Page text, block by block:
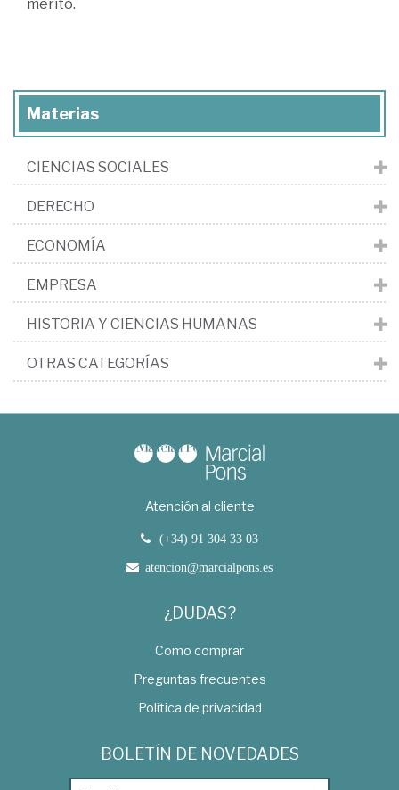
mérito.
Materias
CIENCIAS SOCIALES
DERECHO
ECONOMÍA
EMPRESA
HISTORIA Y CIENCIAS HUMANAS
OTRAS CATEGORÍAS
Atención al cliente
(+34) 91 304 33 03
atencion@marcialpons.es
¿DUDAS?
Como comprar
Preguntas frecuentes
Política de privacidad
BOLETÍN DE NOVEDADES